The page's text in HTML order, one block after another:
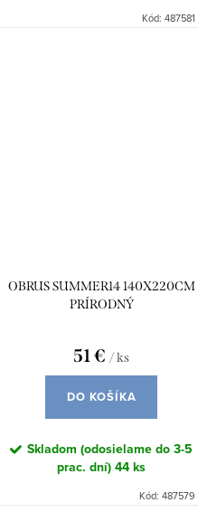
Kód: 487581
OBRUS SUMMER14 140X220CM
PRÍRODNÝ
51 € / ks
DO KOŠÍKA
Skladom (odosielame do 3-5
prac. dní)44 ks
Kód: 487579